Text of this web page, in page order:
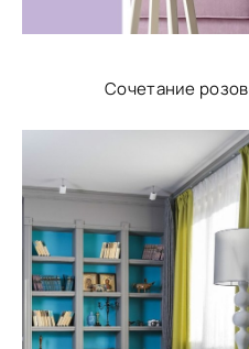
Сочетание